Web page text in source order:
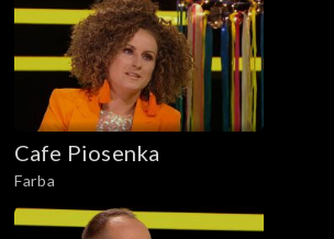
Cafe Piosenka
Farba